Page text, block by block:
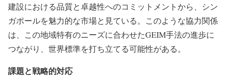
建設における品質と卓越性へのコミットメントから、シン
ガポールを魅力的な市場と見ている。このような協力関係
は、この地域特有のニーズに合わせたGEIM手法の進歩に
つながり、世界標準を打ち立てる可能性がある。
課題と戦略的対応